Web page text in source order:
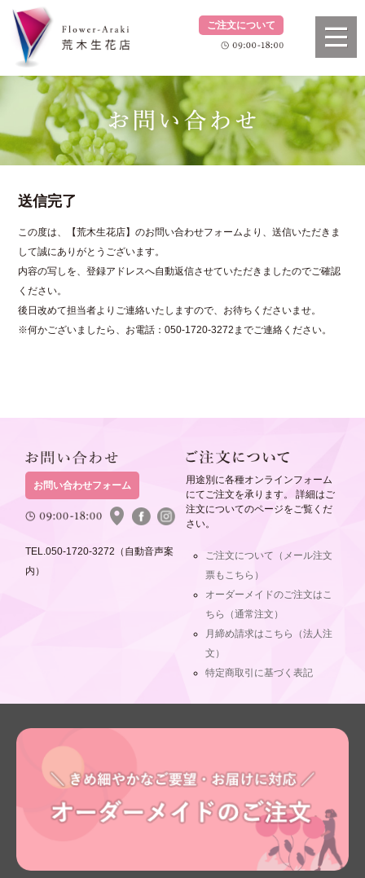
ご注文について
送信完了
この度は、【荒木生花店】のお問い合わせフォームより、送信いただきま
して誠にありがとうございます。
内容の写しを、登録アドレスへ自動返信させていただきましたのでご確認
ください。
後日改めて担当者よりご連絡いたしますので、お待ちくださいませ。
※何かございましたら、お電話：050-1720-3272までご連絡ください。
お問い合わせフォーム
TEL.050-1720-3272（自動音声案
内）
用途別に各種オンラインフォーム
にてご注文を承ります。 詳細はご
注文についてのページをご覧くだ
さい。
ご注文について（メール注文
票もこちら）
オーダーメイドのご注文はこ
ちら（通常注文）
月締め請求はこちら（法人注
文）
特定商取引に基づく表記